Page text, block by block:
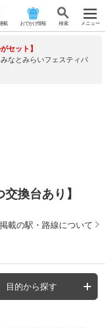
載 おでかけ情報 検 索 メニュー
セット】
なとみらいフェスティバ
換台あり】
載の駅・路線について
目的から探す